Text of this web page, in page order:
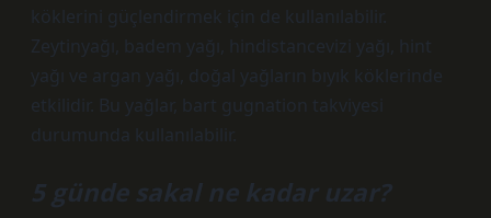
köklerini güçlendirmek için de kullanılabilir.
Zeytinyağı, badem yağı, hindistancevizi yağı, hint
yağı ve argan yağı, doğal yağların bıyık köklerinde
etkilidir. Bu yağlar, bart gugnation takviyesi
durumunda kullanılabilir.
5 günde sakal ne kadar uzar?